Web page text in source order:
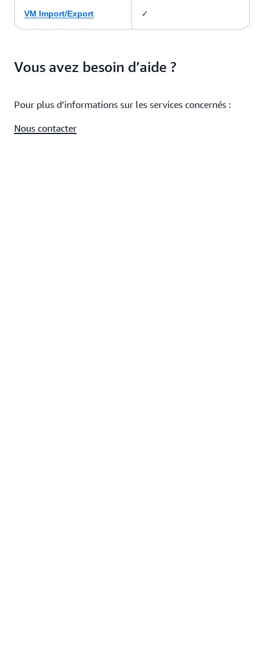
VM Import/Export ✓
Vous avez besoin d’aide ?
Pour plus d’informations sur les services concernés :
Nous contacter